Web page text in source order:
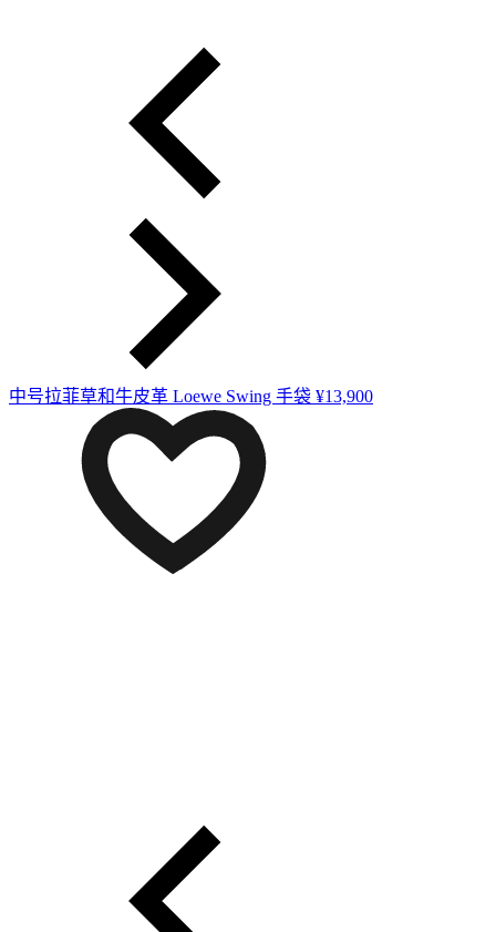
中号拉菲草和牛皮革 Loewe Swing 手袋 ¥13,900